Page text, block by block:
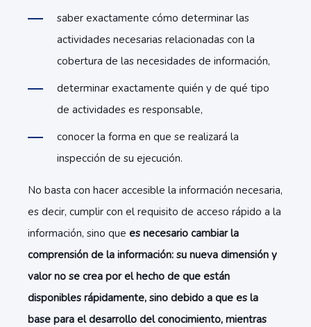
saber exactamente cómo determinar las
actividades necesarias relacionadas con la
cobertura de las necesidades de información,
determinar exactamente quién y de qué tipo
de actividades es responsable,
conocer la forma en que se realizará la
inspección de su ejecución.
No basta con hacer accesible la información necesaria,
es decir, cumplir con el requisito de acceso rápido a la
información, sino que es necesario cambiar la
comprensión de la información: su nueva dimensión y
valor no se crea por el hecho de que están
disponibles rápidamente, sino debido a que es la
base para el desarrollo del conocimiento, mientras